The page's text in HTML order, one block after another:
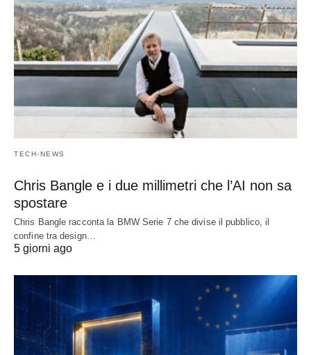
TECH-NEWS
Chris Bangle e i due millimetri che l’AI non sa
spostare
Chris Bangle racconta la BMW Serie 7 che divise il pubblico, il
confine tra design…
5 giorni ago